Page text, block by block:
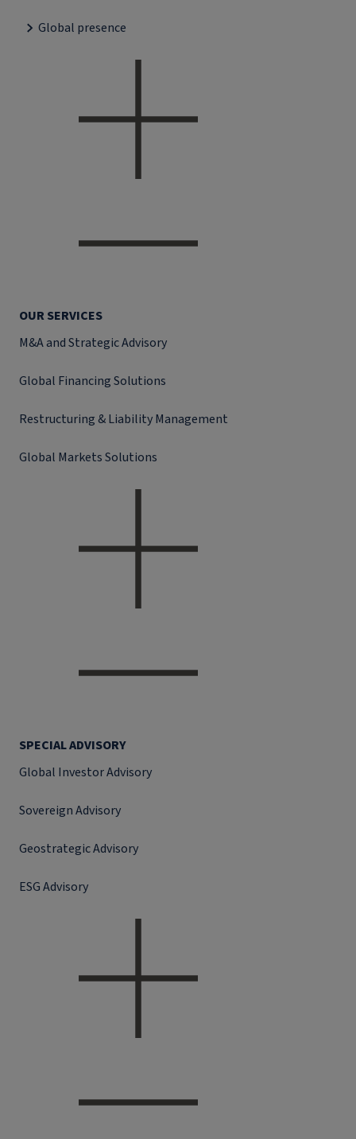
Global presence
OUR SERVICES
M&A and Strategic Advisory
Global Financing Solutions
Restructuring & Liability Management
Global Markets Solutions
SPECIAL ADVISORY
Global Investor Advisory
Sovereign Advisory
Geostrategic Advisory
ESG Advisory